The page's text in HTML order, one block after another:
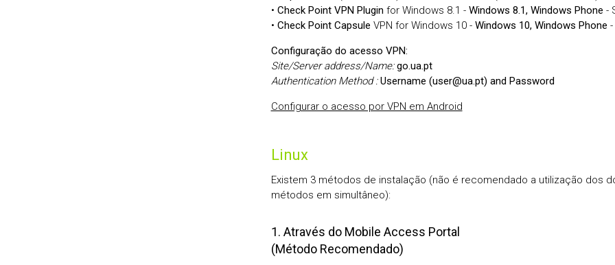
• Check Point VPN Plugin for Windows 8.1 - Windows 8.1, Windows Phone -
• Check Point Capsule VPN for Windows 10 - Windows 10, Windows Phone
Configuração do acesso VPN:
Site/Server address/Name: go.ua.pt
Authentication Method : Username (user@ua.pt) and Password
Configurar o acesso por VPN em Android
Linux
Existem 3 métodos de instalação (não é recomendado a utilização dos
métodos em simultâneo):
1. Através do Mobile Access Portal
(Método Recomendado)